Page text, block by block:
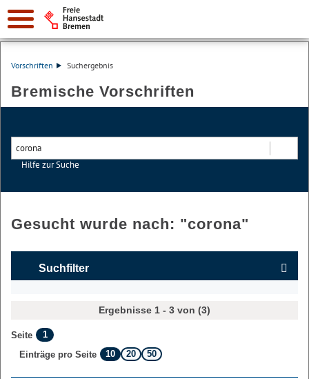
Vorschriften Suchergebnis
Bremische Vorschriften
Hilfe zur Suche
Gesucht wurde nach: "corona"
Suchfilter
Ergebnisse 1 - 3 von (3)
Seite
1
Einträge pro Seite
10 20 50